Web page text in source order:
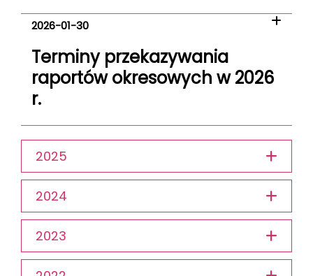
2026-01-30
Terminy przekazywania
raportów okresowych w 2026
r.
2025
2024
2023